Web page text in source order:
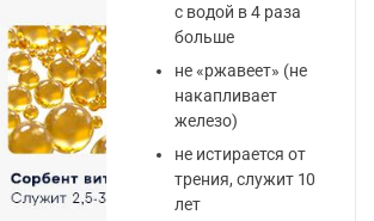
с водой в 4 раза
больше
не «ржавеет» (не
накапливает
железо)
не истирается от
трения, служит 10
лет